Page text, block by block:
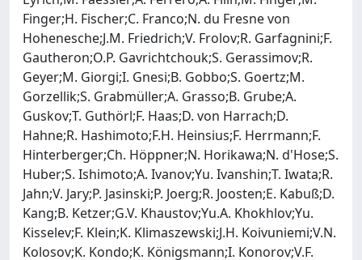
Finger;H. Fischer;C. Franco;N. du Fresne von
Hohenesche;J.M. Friedrich;V. Frolov;R. Garfagnini;F.
Gautheron;O.P. Gavrichtchouk;S. Gerassimov;R.
Geyer;M. Giorgi;I. Gnesi;B. Gobbo;S. Goertz;M.
Gorzellik;S. Grabmüller;A. Grasso;B. Grube;A.
Guskov;T. Guthörl;F. Haas;D. von Harrach;D.
Hahne;R. Hashimoto;F.H. Heinsius;F. Herrmann;F.
Hinterberger;Ch. Höppner;N. Horikawa;N. d'Hose;S.
Huber;S. Ishimoto;A. Ivanov;Yu. Ivanshin;T. Iwata;R.
Jahn;V. Jary;P. Jasinski;P. Joerg;R. Joosten;E. Kabuß;D.
Kang;B. Ketzer;G.V. Khaustov;Yu.A. Khokhlov;Yu.
Kisselev;F. Klein;K. Klimaszewski;J.H. Koivuniemi;V.N.
Kolosov;K. Kondo;K. Königsmann;I. Konorov;V.F.